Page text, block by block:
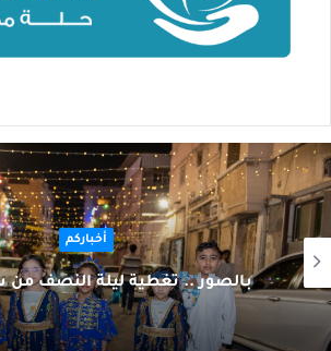
أخباركم
بالصور .. تغطية ليلة النصف من